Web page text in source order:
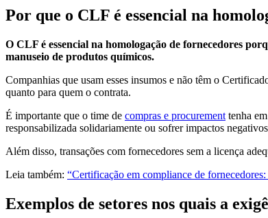
Por que o CLF é essencial na
O CLF é essencial na homologação de fornecedores
manuseio de produtos químicos.
Companhias que usam esses insumos e não têm o
quanto para quem o contrata.
É importante que o time de compras e procurement tenha
responsabilizada solidariamente ou sofrer impactos
Além disso, transações com fornecedores sem a licença
Leia também: “Certificação em compliance de
Exemplos de setores nos quais a